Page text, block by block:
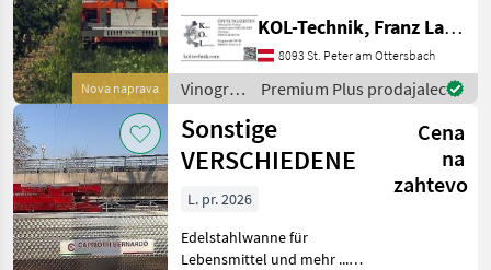
Nova naprava
(TeroAir-App) - Navigation:
GNSS RTK optional + lokale
Referenz - Bordspannung:
48 V (bis 55 V)
KOL-Technik, Franz Lampl-Küssner
8093 St. Peter am Ottersbach
Vinogradništvo
/
Sonstige
Premium Plus prodajalec
Sonstige
VERSCHIEDENE
Cena
na
zahtevo
L. pr. 2026
Edelstahlwanne für
Lebensmittel und mehr ...